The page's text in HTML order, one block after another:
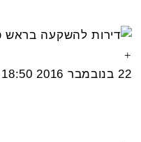
22 בנובמבר 2016 18:50